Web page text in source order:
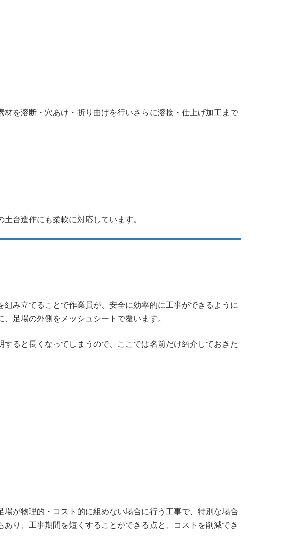
を溶断・穴あけ・折り曲げを行いさらに溶接・仕上げ加工まで
台造作にも柔軟に対応しています。
み立てることで作業員が、安全に効率的に工事ができるように
足場の外側をメッシュシートで覆います。
ると長くなってしまうので、ここでは名前だけ紹介しておきた
が物理的・コスト的に組めない場合に行う工事で、特別な場合
り、工事期間を短くすることができる点と、コストを削減でき